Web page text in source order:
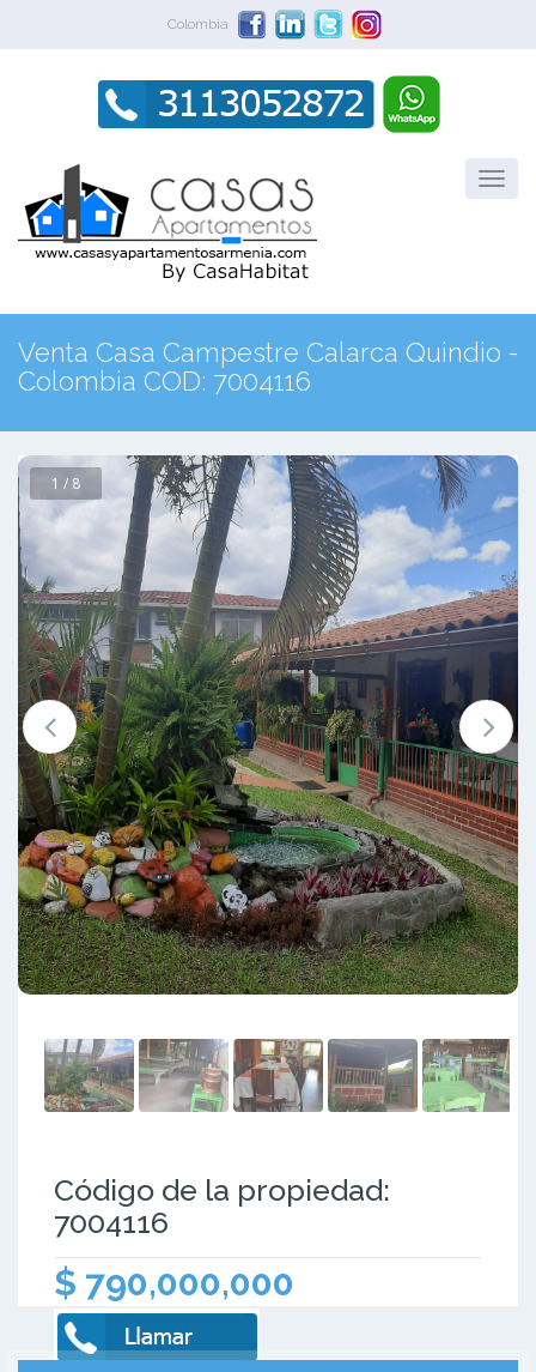
Colombia
Venta Casa Campestre Calarca Quindio -
Colombia COD: 7004116
1 / 8
Código de la propiedad:
7004116
$ 790,000,000